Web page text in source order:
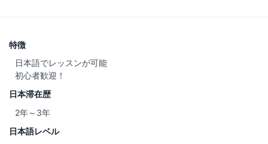
特徴
日本語でレッスンが可能
初心者歓迎！
日本滞在歴
2年～3年
日本語レベル